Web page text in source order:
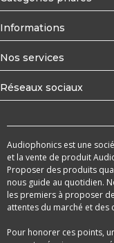
Informations
Nos services
Réseaux sociaux
Audiophonics est une
et la vente de produit
Proposer des produits
nous guide au quotidien.
les premiers à proposer
attentes du marché et des
Pour honorer ces points,